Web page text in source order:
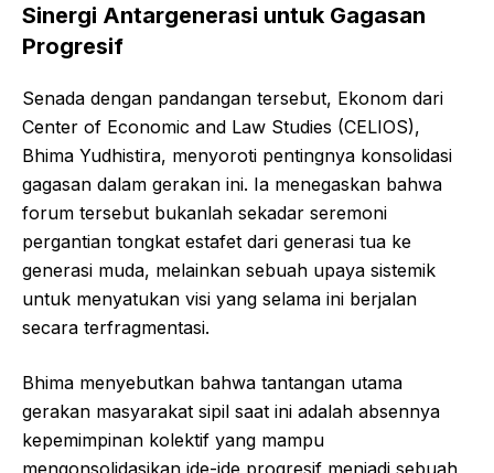
Sinergi Antargenerasi untuk Gagasan
Progresif
Senada dengan pandangan tersebut, Ekonom dari
Center of Economic and Law Studies (CELIOS),
Bhima Yudhistira, menyoroti pentingnya konsolidasi
gagasan dalam gerakan ini. Ia menegaskan bahwa
forum tersebut bukanlah sekadar seremoni
pergantian tongkat estafet dari generasi tua ke
generasi muda, melainkan sebuah upaya sistemik
untuk menyatukan visi yang selama ini berjalan
secara terfragmentasi.
Bhima menyebutkan bahwa tantangan utama
gerakan masyarakat sipil saat ini adalah absennya
kepemimpinan kolektif yang mampu
mengonsolidasikan ide-ide progresif menjadi sebuah